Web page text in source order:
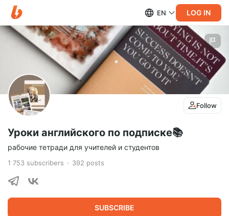
EN LOG IN
Follow
Уроки английского по подписке📚
рабочие тетради для учителей и студентов
1 753 subscribers 392 posts
SUBSCRIBE